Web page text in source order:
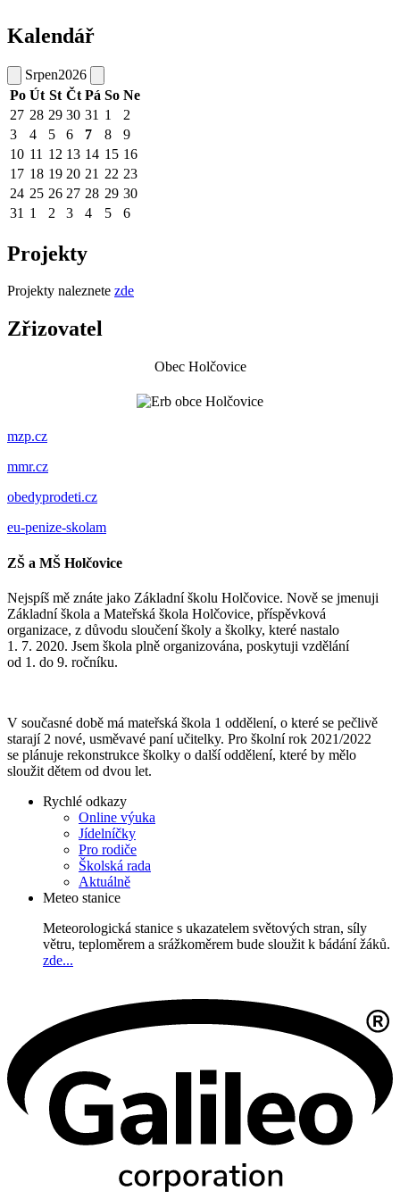
Kalendář
Srpen2026
Po Út St Čt Pá So Ne
27 28 29 30 31 1
2
3
4 5 6 7 8
9
10 11 12 13 14 15 16
17 18 19 20 21 22 23
24 25 26 27 28 29 30
31 1 2 3 4 5 6
Projekty
Projekty naleznete zde
Zřizovatel
Obec Holčovice
mzp.cz
mmr.cz
obedyprodeti.cz
eu-penize-skolam
ZŠ a MŠ Holčovice
Nejspíš mě znáte jako Základní školu Holčovice. Nově se jmenuji
Základní škola a Mateřská škola Holčovice, příspěvková
organizace, z důvodu sloučení školy a školky, které nastalo
1. 7. 2020. Jsem škola plně organizována, poskytuji vzdělání
od 1. do 9. ročníku.
V současné době má mateřská škola 1 oddělení, o které se pečlivě
starají 2 nové, usměvavé paní učitelky. Pro školní rok 2021/2022
se plánuje rekonstrukce školky o další oddělení, které by mělo
sloužit dětem od dvou let.
Rychlé odkazy
Online výuka
Jídelníčky
Pro rodiče
Školská rada
Aktuálně
Meteo stanice
Meteorologická stanice s ukazatelem světových stran, síly
větru, teploměrem a srážkoměrem bude sloužit k bádání žáků.
zde...